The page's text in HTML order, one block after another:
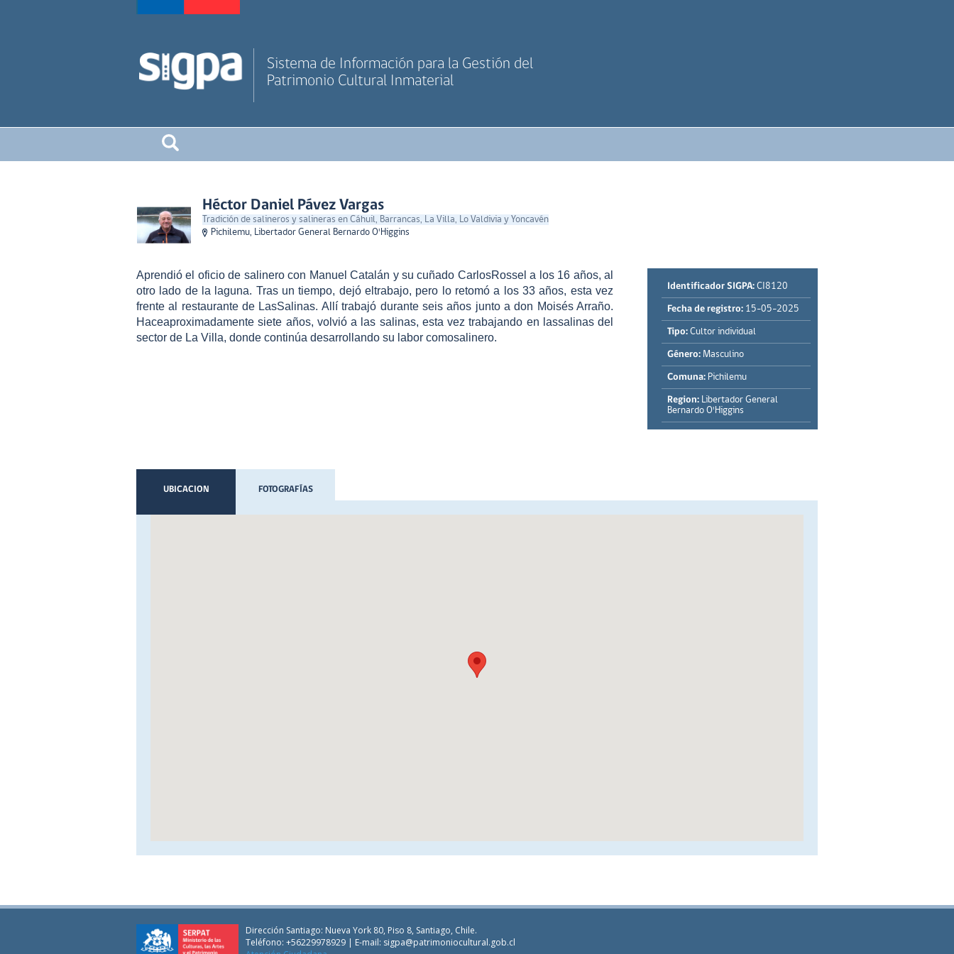
Sistema de Información para la Gestión del
Patrimonio Cultural Inmaterial
Héctor Daniel Pávez Vargas
Tradición de salineros y salineras en Cáhuil, Barrancas, La Villa, Lo Valdivia y Yoncavén
Pichilemu, Libertador General Bernardo O'Higgins
Aprendió el oficio de salinero con Manuel Catalán y su cuñado CarlosRossel a los 16 años, al
otro lado de la laguna. Tras un tiempo, dejó eltrabajo, pero lo retomó a los 33 años, esta vez
frente al restaurante de LasSalinas. Allí trabajó durante seis años junto a don Moisés Arraño.
Haceaproximadamente siete años, volvió a las salinas, esta vez trabajando en lassalinas del
sector de La Villa, donde continúa desarrollando su labor comosalinero.
Identificador SIGPA: CI8120
Fecha de registro: 15-05-2025
Tipo: Cultor individual
Género: Masculino
Comuna: Pichilemu
Region: Libertador General
Bernardo O'Higgins
UBICACION FOTOGRAFÍAS
Dirección Santiago: Nueva York 80, Piso 8, Santiago, Chile.
Teléfono: +56229978929 | E-mail: sigpa@patrimoniocultural.gob.cl